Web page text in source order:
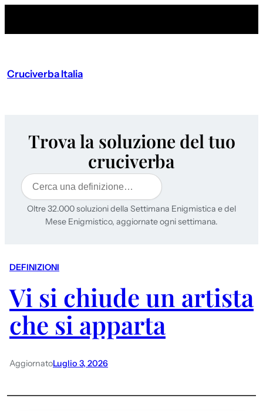
Cruciverba Italia
Trova la soluzione del tuo
cruciverba
Cerca
Oltre 32.000 soluzioni della Settimana Enigmistica e del
Mese Enigmistico, aggiornate ogni settimana.
DEFINIZIONI
Vi si chiude un artista
che si apparta
AggiornatoLuglio 3, 2026